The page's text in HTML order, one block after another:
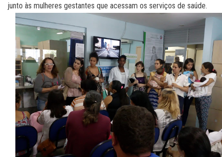
junto às mulheres gestantes que acessam os serviços de saúde.